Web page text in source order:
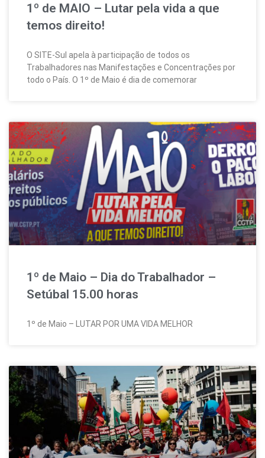
1º de MAIO – Lutar pela vida a que
temos direito!
O SITE-Sul apela à participação de todos os
Trabalhadores nas Manifestações e Concentrações por
todo o País. O 1º de Maio é dia de comemorar
1º de Maio – Dia do Trabalhador –
Setúbal 15.00 horas
1º de Maio – LUTAR POR UMA VIDA MELHOR